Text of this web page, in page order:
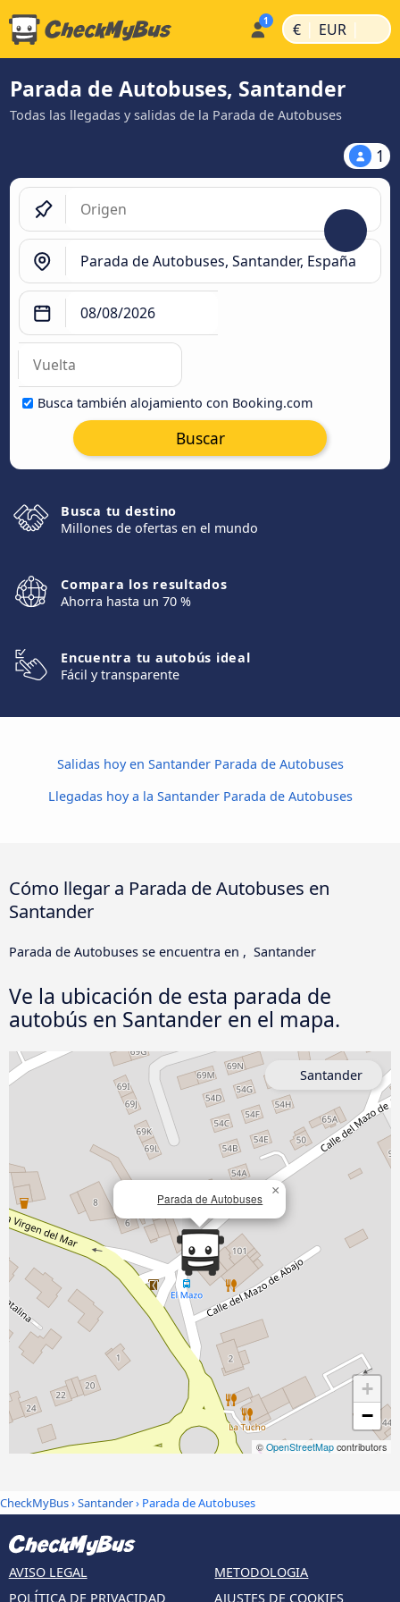
€ | EUR |
Parada de Autobuses, Santander
Todas las llegadas y salidas de la Parada de Autobuses
1
Busca también alojamiento con Booking.com
Buscar
Busca tu destino
Millones de ofertas en el mundo
Compara los resultados
Ahorra hasta un 70 %
Encuentra tu autobús ideal
Fácil y transparente
Salidas hoy en Santander Parada de Autobuses
Llegadas hoy a la Santander Parada de Autobuses
Cómo llegar a Parada de Autobuses en
Santander
Parada de Autobuses se encuentra en , Santander
Ve la ubicación de esta parada de
autobús en Santander en el mapa.
Parada de Autobuses
×
+
−
© OpenStreetMap contributors
Santander
CheckMyBus›Santander› Parada de Autobuses
AVISO LEGAL
POLÍTICA DE PRIVACIDAD
METODOLOGIA
AJUSTES DE COOKIES